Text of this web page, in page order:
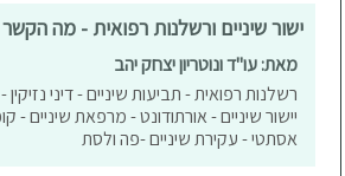
ישור שיניים ורשלנות רפואית - מה הקשר
מאת: עו"ד ונוטריון יצחק יהב
רשלנות רפואית - תביעות שיניים - דיני
יישור שיניים - אורתודונט - מרפאת שיניים -
אסתטי - עקירת שיניים -פה ולסת